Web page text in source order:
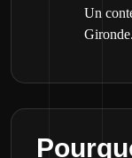
Un
Gironde.